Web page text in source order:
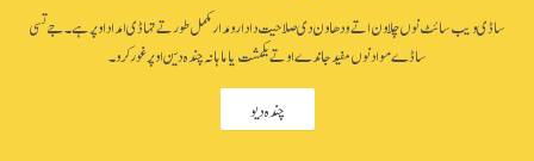
ساڈی ویب سائٹ نوں چلاون اتے ودھاون دی صلاحیت دا دارومدار مکمل طور تے تہاڈی امداد اوپر ہے۔ جے تسی
ساڈے مواد نوں مفید جاندے او تے یکمشت یا ماہانہ چندہ دین اوپر غور کرو۔
چندہ دیو